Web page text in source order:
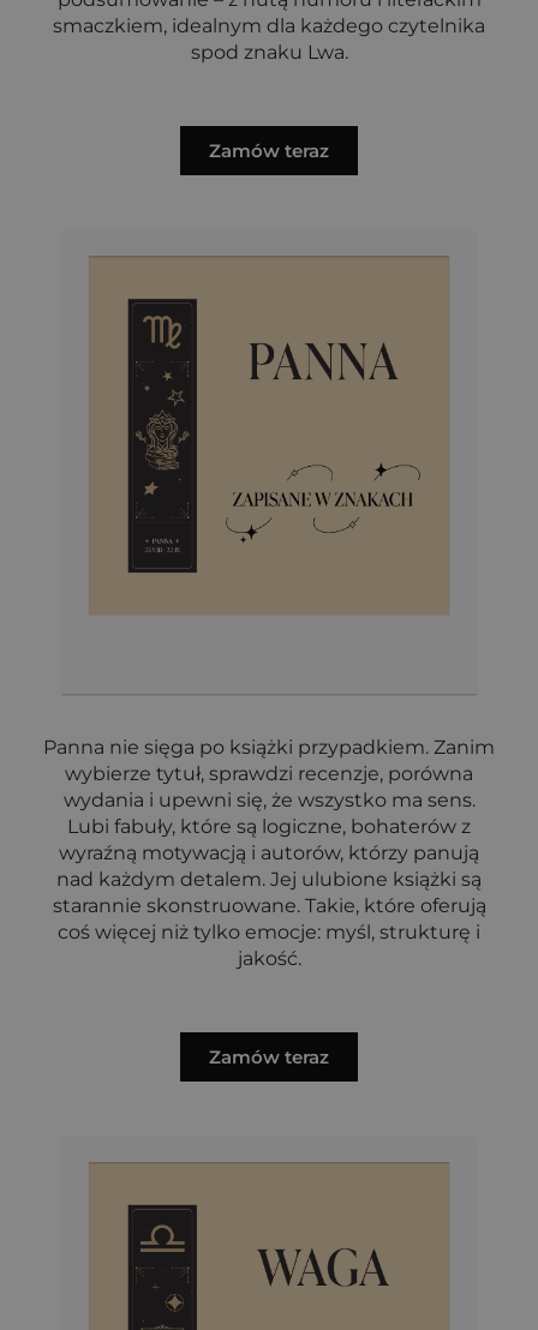
smaczkiem, idealnym dla każdego czytelnika
spod znaku Lwa.
Zamów teraz
Panna nie sięga po książki przypadkiem. Zanim
wybierze tytuł, sprawdzi recenzje, porówna
wydania i upewni się, że wszystko ma sens.
Lubi fabuły, które są logiczne, bohaterów z
wyraźną motywacją i autorów, którzy panują
nad każdym detalem. Jej ulubione książki są
starannie skonstruowane. Takie, które oferują
coś więcej niż tylko emocje: myśl, strukturę i
jakość.
Zamów teraz